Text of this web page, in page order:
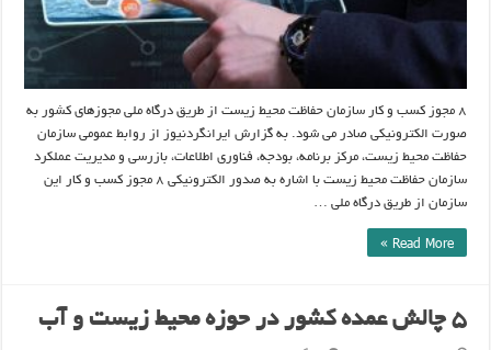
۸ مجوز کسب و کار سازمان حفاظت محیط زیست از طریق درگاه ملی مجوزهای کشور به
صورت الکترونیکی صادر می شود. به گزارش ایرانگردنیوز از روابط عمومی سازمان
حفاظت محیط زیست، مرکز برنامه، بودجه، فناوری اطلاعات، بازرسی و مدیریت عملکرد
سازمان حفاظت محیط زیست با اشاره به صدور الکترونیکی ۸ مجوز کسب و کار این
سازمان از طریق درگاه ملی …
Read More »
۵ چالش عمده کشور در حوزه محیط زیست و آب